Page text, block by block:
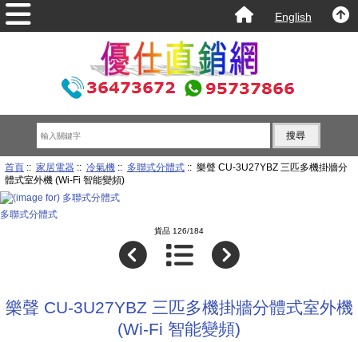
English
首頁:: 家居電器:: 冷氣機:: 多聯式分體式:: 樂聲 CU-3U27YBZ 三匹多機掛牆分
體式室外機 (Wi-Fi 智能變頻)
多聯式分體式
貨品 126/184
樂聲 CU-3U27YBZ 三匹多機掛牆分體式室外機
(Wi-Fi 智能變頻)